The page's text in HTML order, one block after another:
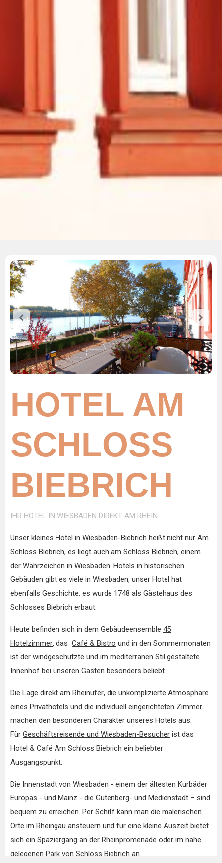
HOTEL AM
SCHLOSS
BIEBRICH
IHR HOTEL IN WIESBADEN DIREKT AM RHEIN
Unser kleines Hotel in Wiesbaden-Biebrich heißt nicht nur Am
Schloss Biebrich, es liegt auch am Schloss Biebrich, einem
der Wahrzeichen in Wiesbaden. Hotels in historischen
Gebäuden gibt es viele in Wiesbaden, unser Hotel hat
ebenfalls Geschichte: es wurde 1748 als Gästehaus des
Schlosses Biebrich erbaut.
Heute befinden sich in dem Gebäudeensemble 45
Hotelzimmer, das Café & Bistro und in den Sommermonaten
ist der windgeschützte und im mediterranen Stil gestaltete
Innenhof bei unseren Gästen besonders beliebt.
Die Lage direkt am Rheinufer, die unkomplizierte Atmosphäre
eines Privathotels und die individuell eingerichteten Zimmer
machen den besonderen Charakter unseres Hotels aus.
Für Geschäftsreisende und Wiesbaden-Besucher ist das
Hotel & Café Am Schloss Biebrich ein beliebter
Ausgangspunkt.
Die Innenstadt von Wiesbaden - einem der ältesten Kurbäder
Europas - und Mainz - die Gutenberg- und Medienstadt – sind
bequem zu erreichen. Per Schiff kann man die malerischen
Orte im Rheingau ansteuern und für eine kleine Auszeit bietet
sich ein Spaziergang an der Rheinpromenade oder im nahe
gelegenen Park von Schloss Biebrich an.